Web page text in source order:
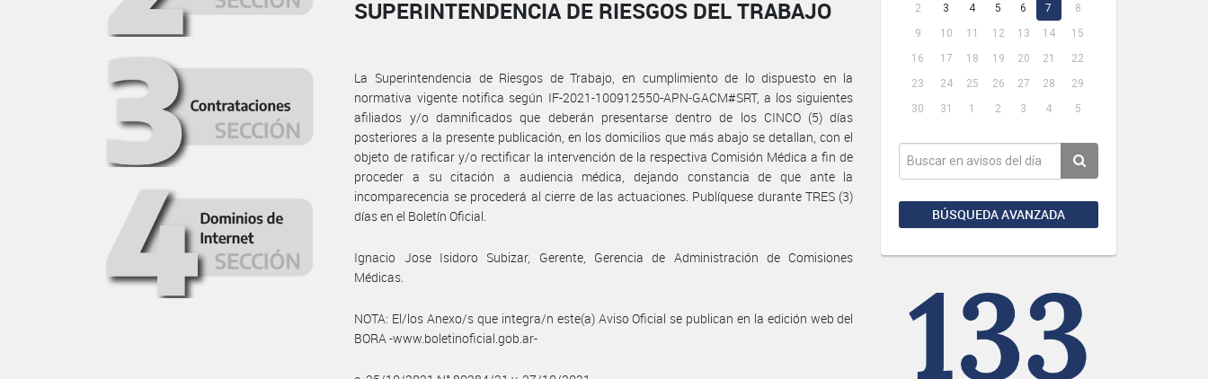
2
3 4 5 6 7
8
9
10 11 12 13 14
15
16
17 18 19 20 21
22
23
24 25 26 27 28
29
30
31 1 2 3 4 5
BÚSQUEDA AVANZADA
SUPERINTENDENCIA DE RIESGOS DEL TRABAJO
La Superintendencia de Riesgos de Trabajo, en cumplimiento de lo dispuesto en la
normativa vigente notifica según IF-2021-100912550-APN-GACM#SRT, a los siguientes
afiliados y/o damnificados que deberán presentarse dentro de los CINCO (5) días
posteriores a la presente publicación, en los domicilios que más abajo se detallan, con el
objeto de ratificar y/o rectificar la intervención de la respectiva Comisión Médica a fin de
proceder a su citación a audiencia médica, dejando constancia de que ante la
incomparecencia se procederá al cierre de las actuaciones. Publíquese durante TRES (3)
días en el Boletín Oficial.
Ignacio Jose Isidoro Subizar, Gerente, Gerencia de Administración de Comisiones
Médicas.
NOTA: El/los Anexo/s que integra/n este(a) Aviso Oficial se publican en la edición web del
BORA -www.boletinoficial.gob.ar-